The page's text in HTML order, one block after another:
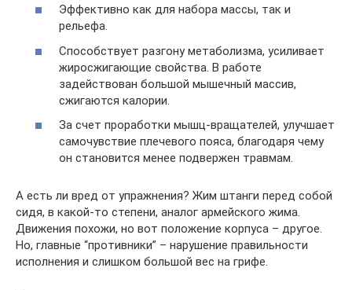
Эффективно как для набора массы, так и
рельефа.
Способствует разгону метаболизма, усиливает
жиросжигающие свойства. В работе
задействован большой мышечный массив,
сжигаются калории.
За счет проработки мышц-вращателей, улучшает
самочувствие плечевого пояса, благодаря чему
он становится менее подвержен травмам.
А есть ли вред от упражнения? Жим штанги перед собой
сидя, в какой-то степени, аналог армейского жима.
Движения похожи, но вот положение корпуса – другое.
Но, главные “противники” – нарушение правильности
исполнения и слишком большой вес на грифе.